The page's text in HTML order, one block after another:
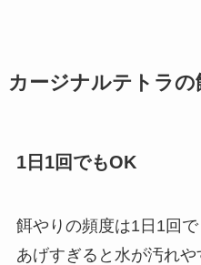
カージナルテトラ
1日1回でもOK
餌やりの頻度は1日1回
あげすぎると水が汚れ